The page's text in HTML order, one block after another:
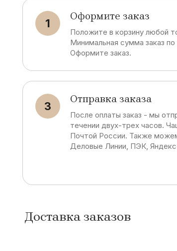
1
Оформите заказ
Положите в корзину любой
Минимальная сумма заказ
Оформите заказ.
3
Отправка заказа
После оплаты заказ - мы
течении двух-трех часов.
Почтой России. Также
Деловые Линии, ПЭК,
Доставка заказов